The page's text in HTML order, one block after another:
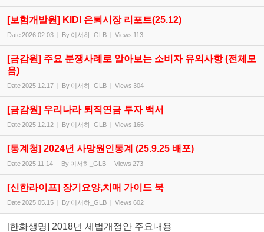
[보험개발원] KIDI 은퇴시장 리포트(25.12)
Date2026.02.03 By 이서하_GLB Views 113
[금감원] 주요 분쟁사례로 알아보는 소비자 유의사항 (전체모
음)
Date2025.12.17 By 이서하_GLB Views 304
[금감원] 우리나라 퇴직연금 투자 백서
Date2025.12.12 By 이서하_GLB Views 166
[통계청] 2024년 사망원인통계 (25.9.25 배포)
Date2025.11.14 By 이서하_GLB Views 273
[신한라이프] 장기요양,치매 가이드 북
Date2025.05.15 By 이서하_GLB Views 602
[한화생명] 2018년 세법개정안 주요내용